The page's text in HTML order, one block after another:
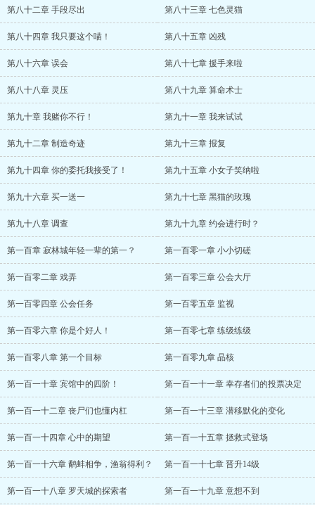
第八十二章 手段尽出 第八十三章 七色灵猫
第八十四章 我只要这个喵！ 第八十五章 凶残
第八十六章 误会 第八十七章 援手来啦
第八十八章 灵压 第八十九章 算命术士
第九十章 我赌你不行！ 第九十一章 我来试试
第九十二章 制造奇迹 第九十三章 报复
第九十四章 你的委托我接受了！ 第九十五章 小女子笑纳啦
第九十六章 买一送一 第九十七章 黑猫的玫瑰
第九十八章 调查 第九十九章 约会进行时？
第一百章 寂林城年轻一辈的第一？ 第一百零一章 小小切磋
第一百零二章 戏弄 第一百零三章 公会大厅
第一百零四章 公会任务 第一百零五章 监视
第一百零六章 你是个好人！ 第一百零七章 练级练级
第一百零八章 第一个目标 第一百零九章 晶核
第一百一十章 宾馆中的四阶！ 第一百一十一章 幸存者们的投票决定
第一百一十二章 丧尸们也懂内杠 第一百一十三章 潜移默化的变化
第一百一十四章 心中的期望 第一百一十五章 拯救式登场
第一百一十六章 鹬蚌相争，渔翁得利？ 第一百一十七章 晋升14级
第一百一十八章 罗天城的探索者 第一百一十九章 意想不到